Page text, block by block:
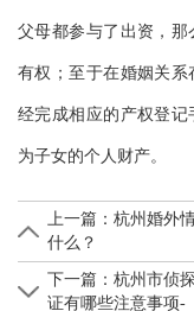
父母都参与了出资，
有权；至于在婚姻关
经完成相应的产权登
为子女的个人财产。
上一篇： 杭州婚外
什么？
下一篇： 杭州市侦
证有哪些注意事项-